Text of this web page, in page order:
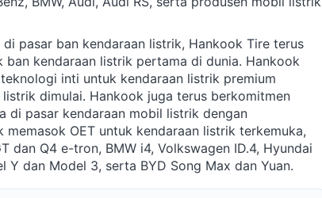
pasar ban kendaraan listrik, Hankook Tire terus
ban kendaraan listrik pertama di dunia. Hankook
inti untuk kendaraan listrik premium
dimulai. Hankook juga terus berkomitmen
di pasar kendaraan mobil listrik dengan
OET untuk kendaraan listrik terkemuka,
dan Q4 e-tron, BMW i4, Volkswagen ID.4, Hyundai
Y dan Model 3, serta BYD Song Max dan Yuan.